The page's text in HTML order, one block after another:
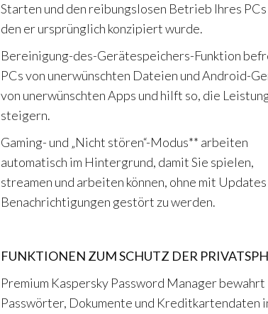
Starten und den reibungslosen Betrieb Ihres
den er ursprünglich konzipiert wurde.
Bereinigung-des-Gerätespeichers-Funktion
PCs von unerwünschten Dateien und Android-
von unerwünschten Apps und hilft so, die
steigern.
Gaming- und „Nicht stören“-Modus** arbeiten
automatisch im Hintergrund, damit Sie spielen,
streamen und arbeiten können, ohne mit
Benachrichtigungen gestört zu werden.
FUNKTIONEN ZUM SCHUTZ DER
Premium Kaspersky Password Manager bewahrt
Passwörter, Dokumente und Kreditkartendaten